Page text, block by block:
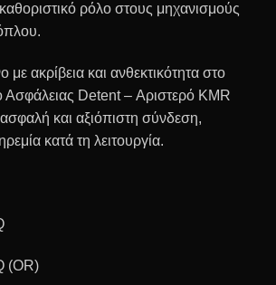
ρόλο στους μηχανισμούς
ακρίβεια και ανθεκτικότητα στο
Ασφάλειας Detent – Αριστερό KMR
ασφαλή και αξιόπιστη σύνδεση,
κατά τη λειτουργία.
(OR)